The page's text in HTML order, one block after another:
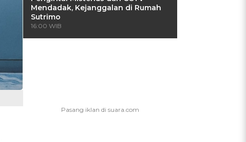
Mendadak, Kejanggalan di Rumah
Sutrimo
16:00 WIB